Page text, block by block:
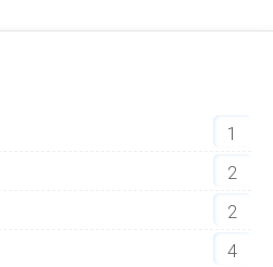
1
2
2
4